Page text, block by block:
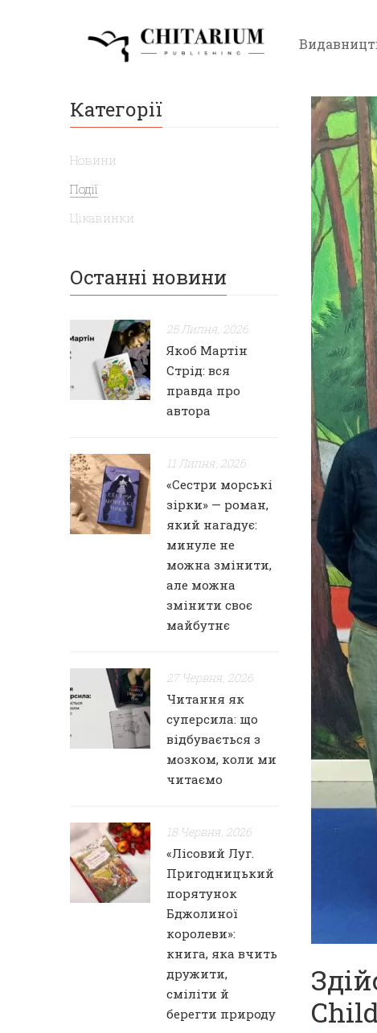
Категорії
Новини
Події
Цікавинки
Останні новини
25 Липня, 2026
Якоб Мартін
Стрід: вся
правда про
автора
11 Липня, 2026
«Сестри морські
зірки» — роман,
який нагадує:
минуле не
можна змінити,
але можна
змінити своє
майбутнє
27 Червня, 2026
Читання як
суперсила: що
відбувається з
мозком, коли ми
читаємо
18 Червня, 2026
«Лісовий Луг.
Пригодницький
порятунок
Бджолиної
королеви»:
книга, яка вчить
дружити,
сміліти й
берегти природу